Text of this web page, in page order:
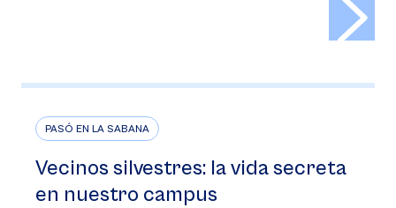
PASÓ EN LA SABANA
Vecinos silvestres: la vida secreta
en nuestro campus